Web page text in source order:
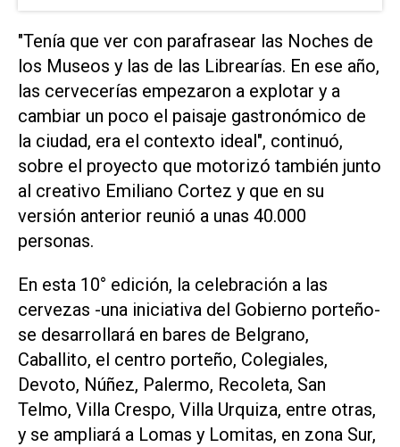
"Tenía que ver con parafrasear las Noches de
los Museos y las de las Librearías. En ese año,
las cervecerías empezaron a explotar y a
cambiar un poco el paisaje gastronómico de
la ciudad, era el contexto ideal", continuó,
sobre el proyecto que motorizó también junto
al creativo Emiliano Cortez y que en su
versión anterior reunió a unas 40.000
personas.
En esta 10° edición, la celebración a las
cervezas -una iniciativa del Gobierno porteño-
se desarrollará en bares de Belgrano,
Caballito, el centro porteño, Colegiales,
Devoto, Núñez, Palermo, Recoleta, San
Telmo, Villa Crespo, Villa Urquiza, entre otras,
y se ampliará a Lomas y Lomitas, en zona Sur,